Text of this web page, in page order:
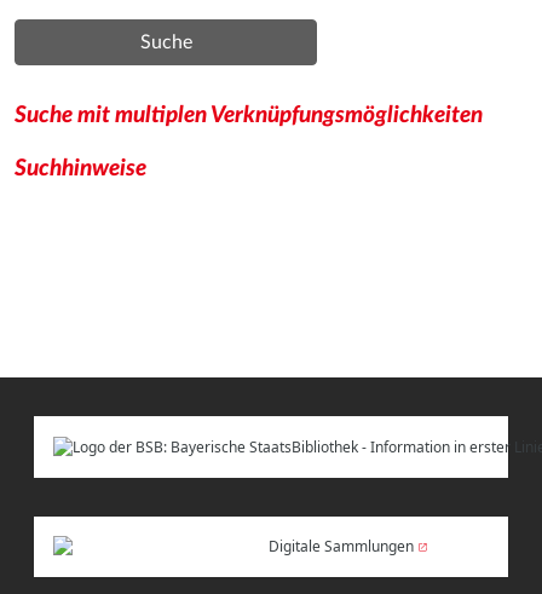
Suche
Suche mit multiplen Verknüpfungsmöglichkeiten
Suchhinweise
Digitale Sammlungen